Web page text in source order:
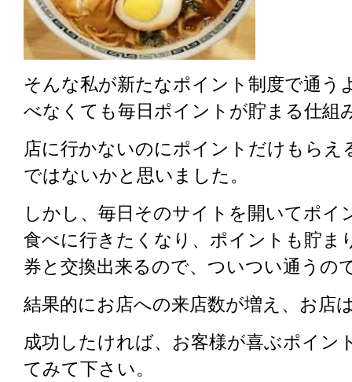
そんな私が新たなポイント制度で通う
べなくても毎日ポイントが貯まる仕組
店に行かないのにポイントだけもらえ
ではないかと思いました。
しかし、毎日そのサイトを開いてポイ
食べに行きたくなり、ポイントも貯ま
券と交換出来るので、ついつい通うの
結果的にお店への来店数が増え、お店
成功したければ、お客様が喜ぶポイン
てみて下さい。